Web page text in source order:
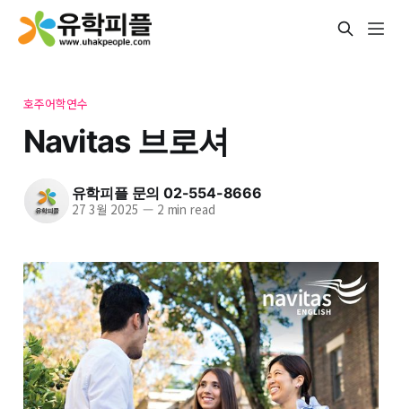
호주어학연수
Navitas 브로셔
유학피플 문의 02-554-8666
27 3월 2025 —2 min read